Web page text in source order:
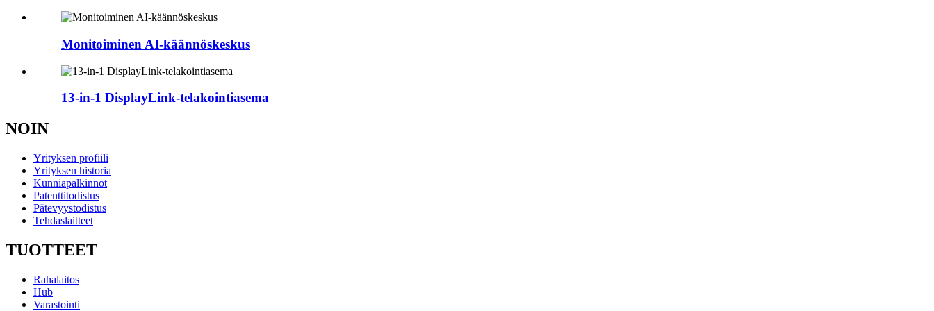
Monitoiminen AI-käännöskeskus
13-in-1 DisplayLink-telakointiasema
NOIN
Yrityksen profiili
Yrityksen historia
Kunniapalkinnot
Patenttitodistus
Pätevyystodistus
Tehdaslaitteet
TUOTTEET
Rahalaitos
Hub
Varastointi